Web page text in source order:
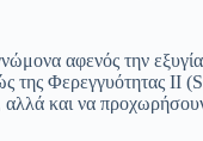
αφενός την
Φερεγγυότητας
αλλά και να